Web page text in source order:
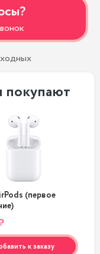
покупают
(первое
к заказу